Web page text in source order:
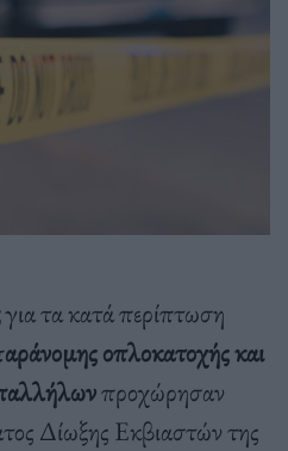
για τα κατά περίπτωση
αράνομης οπλοκατοχής και
προχώρησαν
Δίωξης Εκβιαστών της